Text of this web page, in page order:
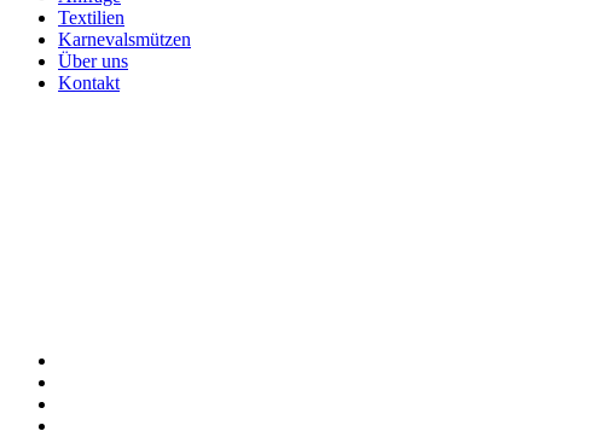
Textilien
Karnevalsmützen
Über uns
Kontakt